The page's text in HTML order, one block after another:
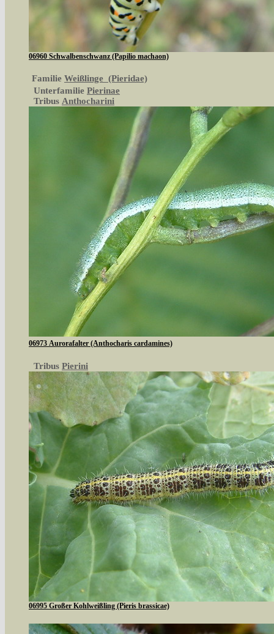
06960 Schwalbenschwanz (Papilio machaon)
Familie Weißlinge (Pieridae)
Unterfamilie Pierinae
Tribus Anthocharini
06973 Aurorafalter (Anthocharis cardamines)
Tribus Pierini
06995 Großer Kohlweißling (Pieris brassicae)